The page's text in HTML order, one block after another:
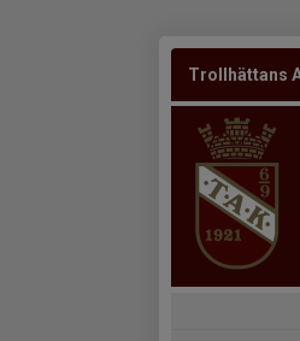
Trollhättans